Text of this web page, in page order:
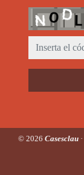
Captcha
© 2026 Casesclau ·